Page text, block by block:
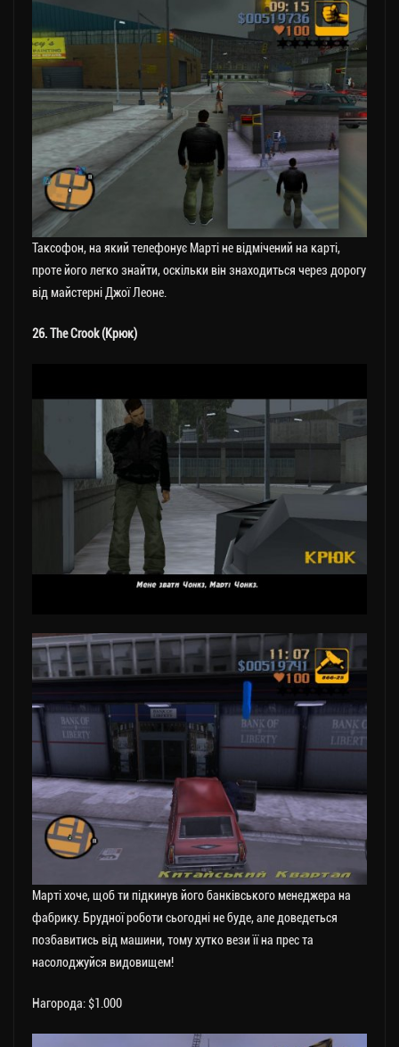
Таксофон, на який телефонує Марті не відмічений на карті,
проте його легко знайти, оскільки він знаходиться через дорогу
від майстерні Джої Леоне.
26. The Crook (Крюк)
Марті хоче, щоб ти підкинув його банківського менеджера на
фабрику. Брудної роботи сьогодні не буде, але доведеться
позбавитись від машини, тому хутко вези її на прес та
насолоджуйся видовищем!
Нагорода: $1.000